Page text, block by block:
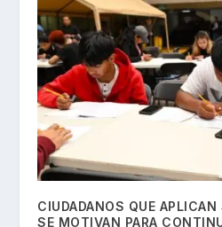
CIUDADANOS QUE
SE MOTIVAN PARA